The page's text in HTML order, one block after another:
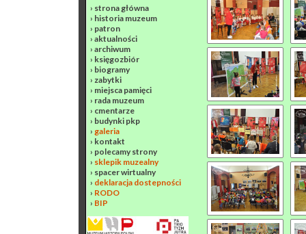
› strona główna
› historia muzeum
› patron
› aktualności
› archiwum
› księgozbiór
› biogramy
› zabytki
› miejsca pamięci
› rada muzeum
› cmentarze
› budynki pkp
› galeria
› kontakt
› polecamy strony
› sklepik muzealny
› spacer wirtualny
› deklaracja dostepności
› RODO
› BIP